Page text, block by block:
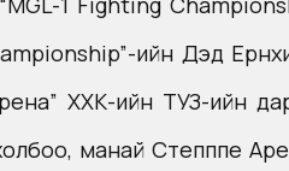
ийн Дэд
ХХК-ийн ТУЗ-ийн
манай Степппе